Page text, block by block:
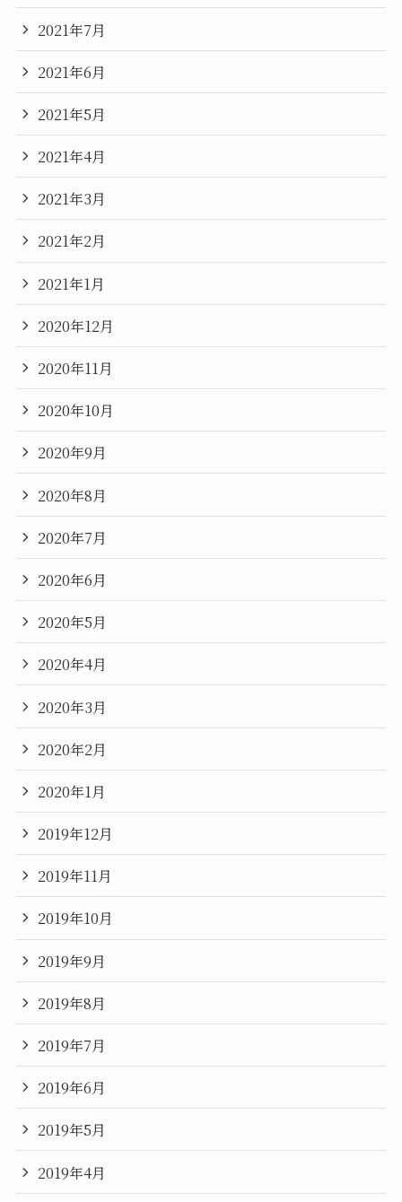
2021年7月
2021年6月
2021年5月
2021年4月
2021年3月
2021年2月
2021年1月
2020年12月
2020年11月
2020年10月
2020年9月
2020年8月
2020年7月
2020年6月
2020年5月
2020年4月
2020年3月
2020年2月
2020年1月
2019年12月
2019年11月
2019年10月
2019年9月
2019年8月
2019年7月
2019年6月
2019年5月
2019年4月